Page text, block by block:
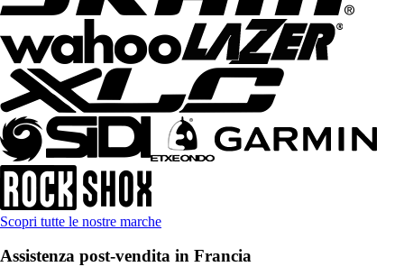
Scopri tutte le nostre marche
Assistenza post-vendita in Francia